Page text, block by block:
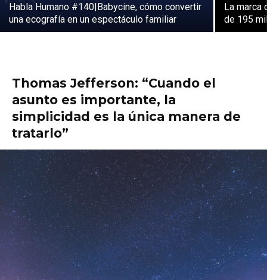
Habla Humano #140|Babycine, cómo convertir
una ecografía en un espectáculo familiar
La marca
de 195
Thomas Jefferson: “Cuando el
asunto es importante, la
simplicidad es la única manera de
tratarlo”